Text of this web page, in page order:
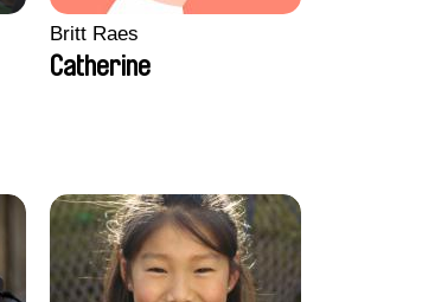
Britt Raes
Catherine